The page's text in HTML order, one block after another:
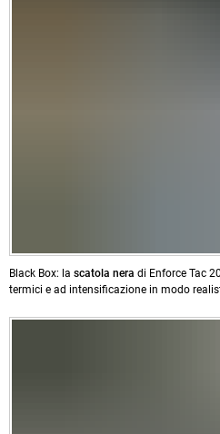
Black Box: la scatola nera di Enforce Tac
termici e ad intensificazione in modo